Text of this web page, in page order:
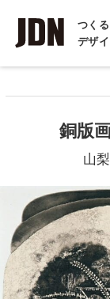
つく
デザ
インタビュ
銅版
山